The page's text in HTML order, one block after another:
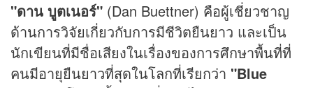
"ดาน บูตเนอร์" (Dan Buettner) คือผู้เชี่ยวชาญ
ด้านการวิจัยเกี่ยวกับการมีชีวิตยืนยาว และเป็น
นักเขียนที่มีชื่อเสียงในเรื่องของการศึกษาพื้นที่ที่
คนมีอายุยืนยาวที่สุดในโลกที่เรียกว่า "Blue